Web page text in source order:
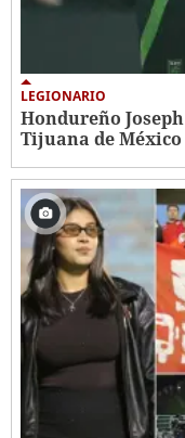
LEGIONARIO
Hondureño
Tijuana de México